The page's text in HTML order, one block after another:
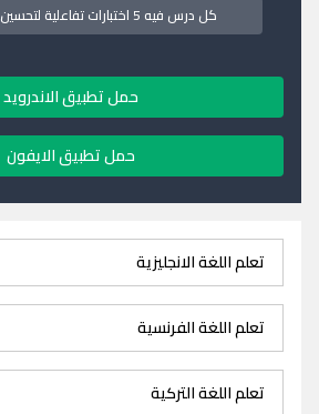
كل درس فيه 5 اختبارات تفاعلية لتحسين اللفظ والنطق
حمل تطبيق الاندرويد
حمل تطبيق الايفون
تعلم اللغة الانجليزية
تعلم اللغة الفرنسية
تعلم اللغة التركية